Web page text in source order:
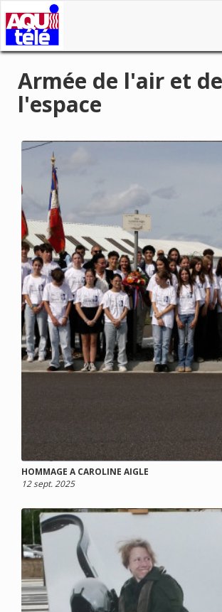
Armée de l'air et de
l'espace
HOMMAGE A CAROLINE AIGLE
12 sept. 2025